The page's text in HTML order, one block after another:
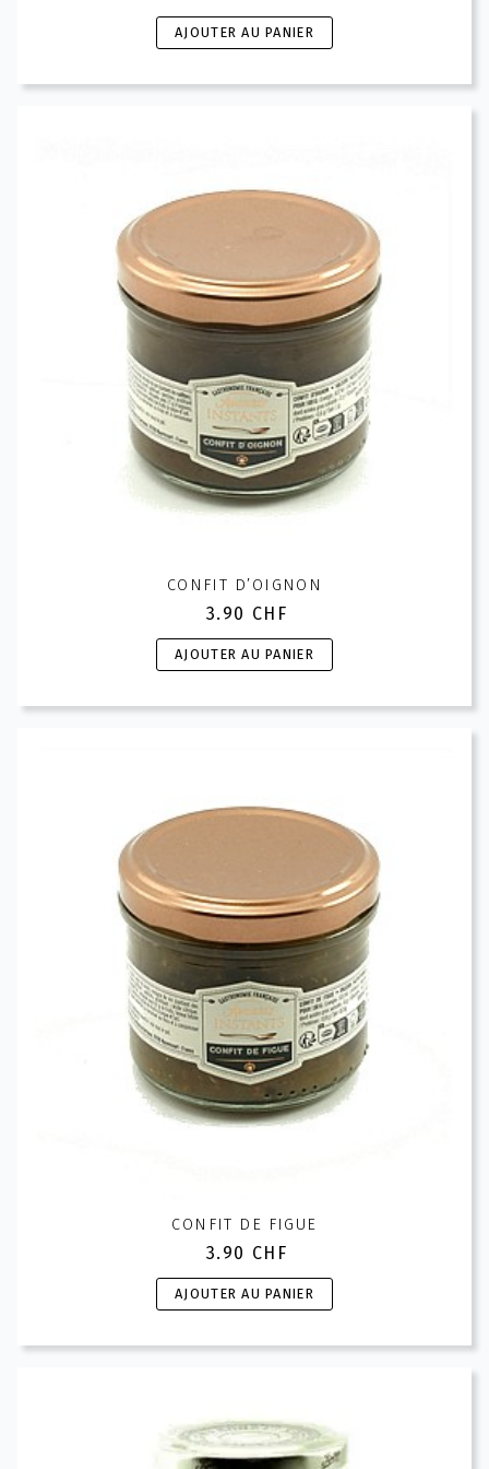
AJOUTER AU PANIER
CONFIT D’OIGNON
3.90 CHF
AJOUTER AU PANIER
CONFIT DE FIGUE
3.90 CHF
AJOUTER AU PANIER